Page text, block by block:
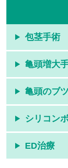
包茎手術
亀頭増大
亀頭のブ
シリコン
ED治療